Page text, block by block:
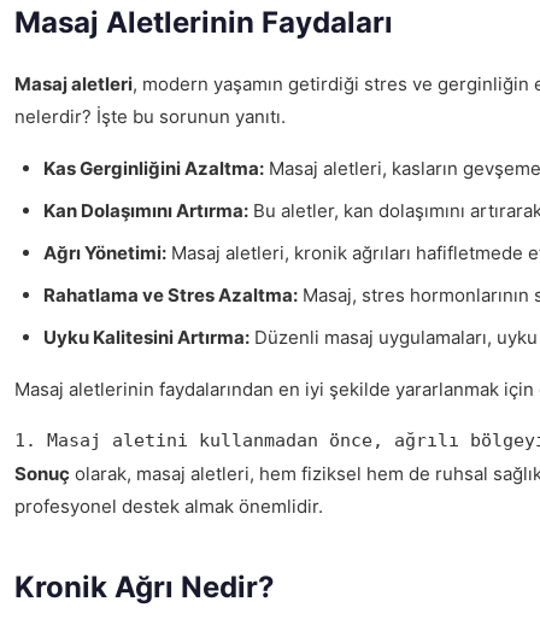
Masaj Aletlerinin Faydaları
Masaj aletleri, modern yaşamın getirdiği stres ve gerginliğin
nelerdir? İşte bu sorunun yanıtı.
Kas Gerginliğini Azaltma: Masaj aletleri, kasların
Kan Dolaşımını Artırma: Bu aletler, kan dolaşımını
Ağrı Yönetimi: Masaj aletleri, kronik ağrıları hafifletmede
Rahatlama ve Stres Azaltma: Masaj, stres
Uyku Kalitesini Artırma: Düzenli masaj uygulamaları,
Masaj aletlerinin faydalarından en iyi şekilde yararlanmak
1. Masaj aletini kullanmadan önce, ağrılı
Sonuç olarak, masaj aletleri, hem fiziksel hem de ruhsal
profesyonel destek almak önemlidir.
Kronik Ağrı Nedir?